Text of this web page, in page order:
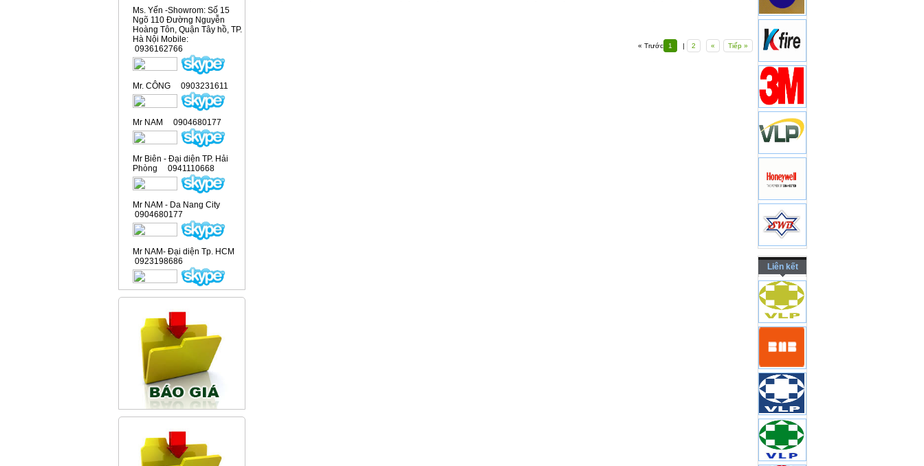
Ms. Yến -Showrom: Số 15
Ngõ 110 Đường Nguyễn
Hoàng Tôn, Quận Tây hồ, TP.
Hà Nội Mobile:
0936162766
Mr. CÔNG 0903231611
Mr NAM 0904680177
Mr Biên - Đại diện TP. Hải
Phòng 0941110668
Mr NAM - Da Nang City
0904680177
Mr NAM- Đại diện Tp. HCM
0923198686
« Trước 1 | 2 Tiếp »
«
Liên kết